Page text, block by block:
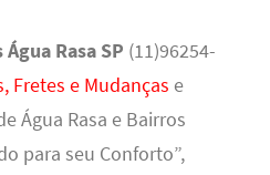
Rasa SP (11)96254-
Fretes e Mudanças e
Água Rasa e Bairros
para seu Conforto”,